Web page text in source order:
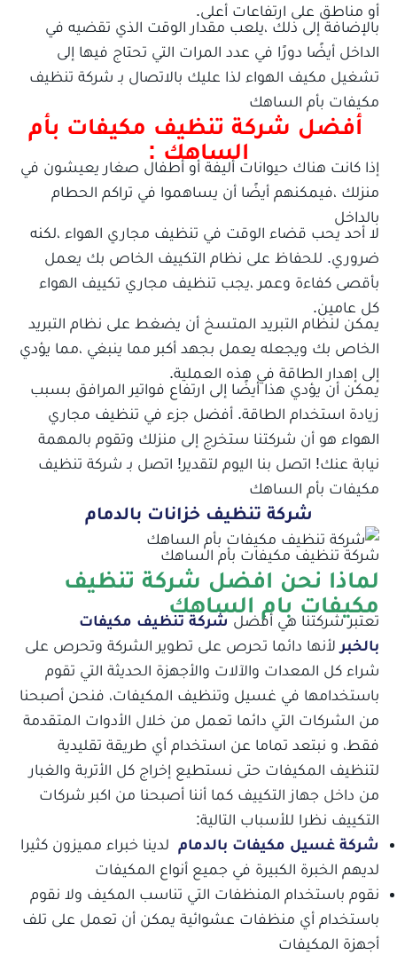
أو مناطق على ارتفاعات أعلى.
بالإضافة إلى ذلك ،يلعب مقدار الوقت الذي تقضيه في
الداخل أيضًا دورًا في عدد المرات التي تحتاج فيها إلى
تشغيل مكيف الهواء لذا عليك بالاتصال بـ شركة تنظيف
مكيفات بأم الساهك
أفضل شركة تنظيف مكيفات بأم
الساهك :
إذا كانت هناك حيوانات أليفة أو أطفال صغار يعيشون في
منزلك ،فيمكنهم أيضًا أن يساهموا في تراكم الحطام
بالداخل
لا أحد يحب قضاء الوقت في تنظيف مجاري الهواء ،لكنه
ضروري. للحفاظ على نظام التكييف الخاص بك يعمل
بأقصى كفاءة وعمر ،يجب تنظيف مجاري تكييف الهواء
كل عامين.
يمكن لنظام التبريد المتسخ أن يضغط على نظام التبريد
الخاص بك ويجعله يعمل بجهد أكبر مما ينبغي ،مما يؤدي
إلى إهدار الطاقة في هذه العملية.
يمكن أن يؤدي هذا أيضًا إلى ارتفاع فواتير المرافق بسبب
زيادة استخدام الطاقة. أفضل جزء في تنظيف مجاري
الهواء هو أن شركتنا ستخرج إلى منزلك وتقوم بالمهمة
نيابة عنك! اتصل بنا اليوم لتقدير! اتصل بـ شركة تنظيف
مكيفات بأم الساهك
شركة تنظيف خزانات بالدمام
شركة تنظيف مكيفات بأم الساهك
لماذا نحن افضل شركة تنظيف
مكيفات بام الساهك
تعتبر شركتنا هي أفضل شركة تنظيف مكيفات
بالخبر لأنها دائما تحرص على تطوير الشركة وتحرص على
شراء كل المعدات والآلات والأجهزة الحديثة التي تقوم
باستخدامها في غسيل وتنظيف المكيفات، فنحن أصبحنا
من الشركات التي دائما تعمل من خلال الأدوات المتقدمة
فقط، و نبتعد تماما عن استخدام أي طريقة تقليدية
لتنظيف المكيفات حتى نستطيع إخراج كل الأتربة والغبار
من داخل جهاز التكييف كما أننا أصبحنا من اكبر شركات
التكييف نظرا للأسباب التالية:
شركة غسيل مكيفات بالدمام لدينا خبراء مميزون كثيرا
لديهم الخبرة الكبيرة في جميع أنواع المكيفات
نقوم باستخدام المنظفات التي تناسب المكيف ولا نقوم
باستخدام أي منظفات عشوائية يمكن أن تعمل على تلف
أجهزة المكيفات